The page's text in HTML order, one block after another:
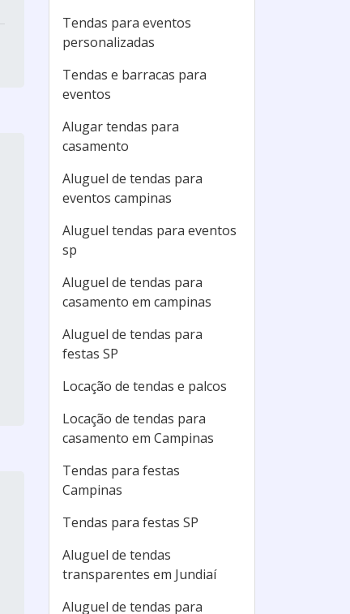
Tendas para eventos
personalizadas
Tendas e barracas para
eventos
Alugar tendas para
casamento
Aluguel de tendas para
eventos campinas
Aluguel tendas para eventos
sp
Aluguel de tendas para
casamento em campinas
Aluguel de tendas para
festas SP
Locação de tendas e palcos
Locação de tendas para
casamento em Campinas
Tendas para festas
Campinas
Tendas para festas SP
Aluguel de tendas
transparentes em Jundiaí
Aluguel de tendas para